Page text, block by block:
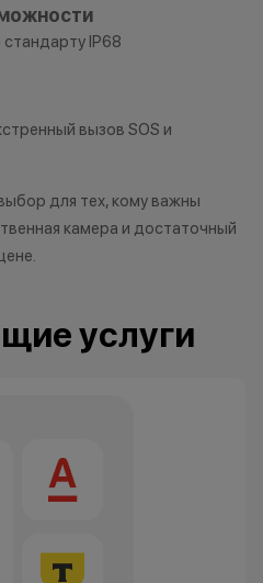
IP68
вызов SOS и
для тех, кому важны
камера и достаточный
услуги